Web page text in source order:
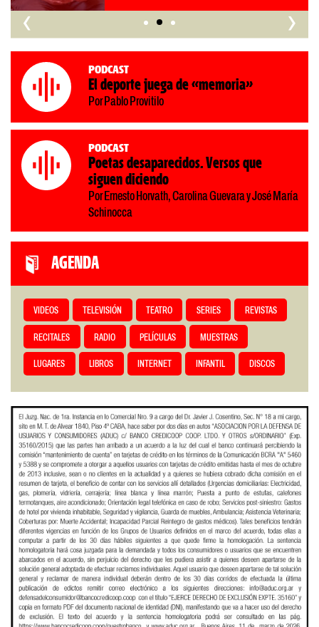
‹ ›
Podcast
El deporte juega de «memoria»
Por Pablo Provitilo
Podcast
Poetas desaparecidos. Versos que
siguen diciendo
Por Ernesto Horvath, Carolina Guevara y José María
Schinocca
AGENDA
VIDEOS TELEVISIÓN TEATRO SERIES REVISTAS
RECITALES RADIO PELÍCULAS MUESTRAS
LUGARES LIBROS INTERNET INFANTIL DISCOS